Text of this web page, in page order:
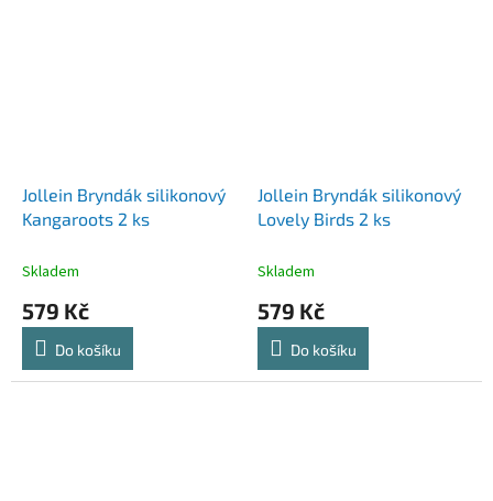
Jollein Bryndák silikonový
Kangaroots 2 ks
Skladem
579 Kč
Do košíku
Jollein Bryndák silikonový
Lovely Birds 2 ks
Skladem
579 Kč
Do košíku